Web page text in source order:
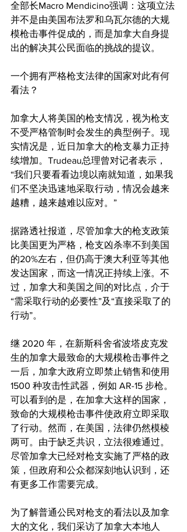
全部长Macro Mendicino强调：这项立法
并不是由美国布法罗和乌瓦尔德的大规
模枪击事件促成的，而是加拿大自身提
出的解决其公民面临的挑战的提议。
一个拥有严格枪支法律的国家对此有何
看法？
加拿大人将美国的枪支情况，视为枪支
不受严格管制时会发生的典型例子。现
实情况是，近日加拿大的枪支暴力正持
续增加。Trudeau总理曾对记者表示，
“我们只要看看边境以南就知道，如果我
们不坚决迅速地采取行动，情况会越来
越糟，越来越难以应对。”
据路透社报道，尽管加拿大的枪支政策
比美国更为严格，枪支凶杀率不到美国
的20%左右，但仍高于澳大利亚等其他
发达国家，而这一情况正持续上涨。不
过，加拿大和美国之间的对比点，介于
“需采取行动的必要性”及“直接采取了的
行动”。
继 2020 年，在新斯科舍省波塔皮克发
生的加拿大最致命的大规模枪击事件之
一后，加拿大政府立即禁止销售和使用
1500 种攻击性武器，例如 AR-15 步枪。
可以看到的是，在加拿大这样的国家，
致命的大规模枪击事件使政府立即采取
了行动。然而，在美国，法律仍然模棱
两可。由于缺乏共识，立法很难通过。
尽管加拿大已经对枪支实施了严格的政
策，但政府和公众都深刻地认识到，还
有更多工作需要完成。
为了解普通公民对枪支的看法以及加拿
大的文化，我们采访了加拿大本地人